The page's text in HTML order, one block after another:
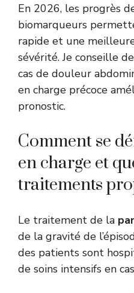
En 2026, les progrès
biomarqueurs
rapide et une
sévérité. Je conseille
cas de douleur
en charge précoce
pronostic.
Comment se
en charge et
traitements
Le traitement de la
de la gravité de
des patients sont
de soins intensifs en